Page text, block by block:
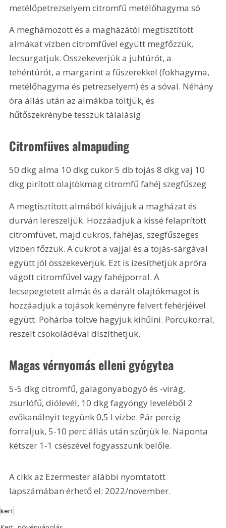
metélőpetrezselyem citromfű metélőhagyma só
A meghámozott és a magházától megtisztított
almákat vízben citromfűvel együtt megfőzzük,
lecsurgatjuk. Összekeverjük a juhtúrót, a
tehéntúrót, a margarint a fűszerekkel (fokhagyma,
metélőhagyma és petrezselyem) és a sóval. Néhány
óra állás után az almákba töltjük, és
hűtőszekrénybe tesszük tálalásig.
Citromfüves almapuding
50 dkg alma 10 dkg cukor 5 db tojás 8 dkg vaj 10
dkg pirított olajtökmag citromfű fahéj szegfűszeg
A megtisztított almából kivájjuk a magházat és
durván lereszeljük. Hozzáadjuk a kissé felaprított
citromfüvet, majd cukros, fahéjas, szegfűszeges
vízben főzzük. A cukrot a vajjal és a tojás-sárgával
együtt jól összekeverjük. Ezt is ízesíthetjük apróra
vágott citromfűvel vagy fahéjporral. A
lecsepegtetett almát és a darált olajtökmagot is
hozzáadjuk a tojások keményre felvert fehérjéivel
együtt. Pohárba töltve hagyjuk kihűlni. Porcukorral,
reszelt csokoládéval díszíthetjük.
Magas vérnyomás elleni gyógytea
5-5 dkg citromfű, galagonyabogyó és -virág,
zsurlófű, diólevél, 10 dkg fagyöngy leveléből 2
evőkanálnyit tegyünk 0,5 l vízbe. Pár percig
forraljuk, 5-10 perc állás után szűrjük le. Naponta
kétszer 1-1 csészével fogyasszunk belőle.
A cikk az Ezermester alábbi nyomtatott
lapszámában érhető el: 2022/november.
kert